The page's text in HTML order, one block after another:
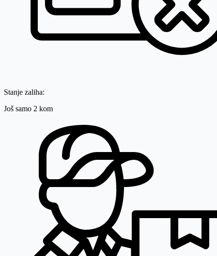
Stanje zaliha:
Još samo 2 kom